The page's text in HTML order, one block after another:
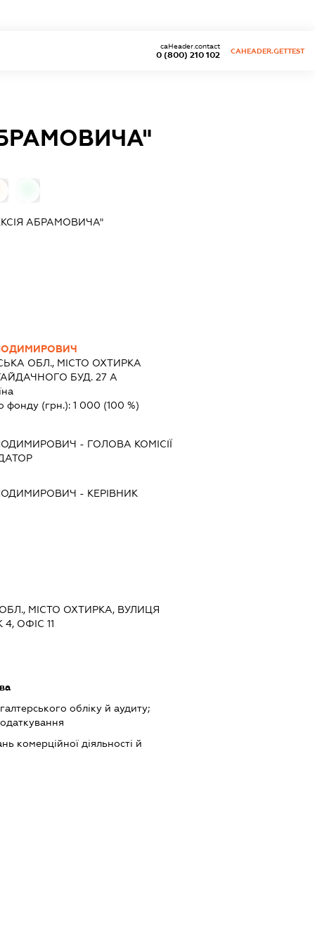
0 (800) 210 102
caHeader.contact
CAHEADER.GETTEST
АБРАМОВИЧА"
ОБЛ., МІСТО ОХТИРКА
БУД. 27 А
фонду (грн.): 1 000 (100 %)
- ГОЛОВА КОМІСІЇ
- КЕРІВНИК
МІСТО ОХТИРКА, ВУЛИЦЯ
ОФІС 11
обліку й аудиту;
комерційної діяльності й